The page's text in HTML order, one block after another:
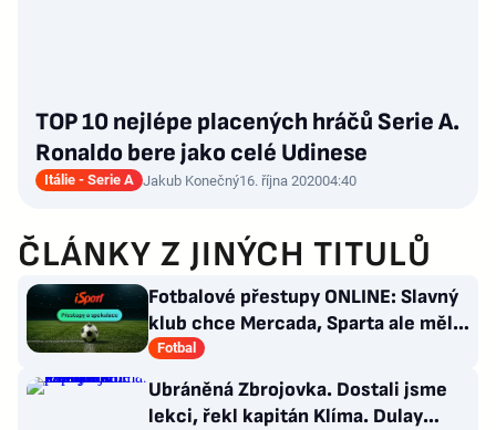
TOP 10 nejlépe placených hráčů Serie A.
Ronaldo bere jako celé Udinese
Itálie - Serie A Jakub Konečný16. října 202004:40
ČLÁNKY Z JINÝCH TITULŮ
Fotbalové přestupy ONLINE: Slavný
klub chce Mercada, Sparta ale měla
nabídku odmítnout
Fotbal
Ubráněná Zbrojovka. Dostali jsme
lekci, řekl kapitán Klíma. Dulay